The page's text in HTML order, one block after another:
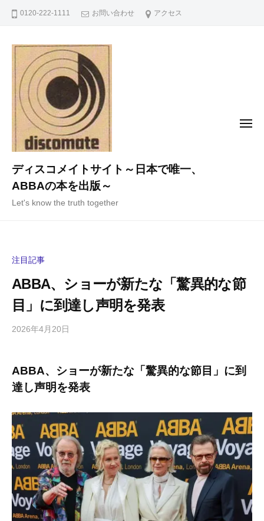
0120-222-1111 お問い合わせ アクセス
ディスコメイトサイト～日本で唯一、
ABBAの本を出版～
Let's know the truth together
メ
注目記事
ABBA、ショーが新たな「驚異的な節
目」に到達し声明を発表
2026年4月20日
i
g
s
h
i
y
a
m
の
コ
ン
ト
ABBA、ショーが新たな「驚異的な節目」に到
達し声明を発表